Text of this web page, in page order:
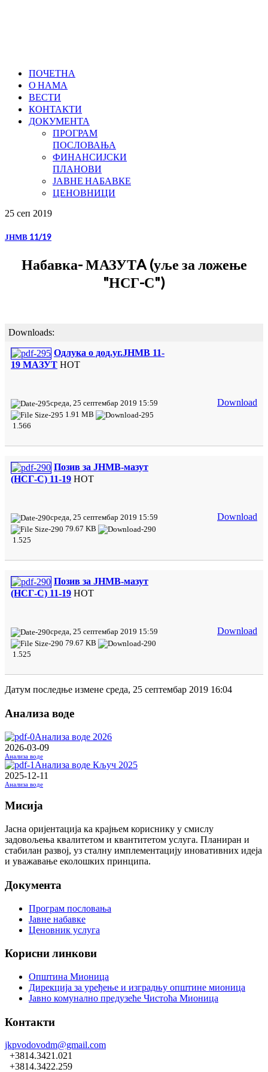
ПОЧЕТНА
О НАМА
ВЕСТИ
КОНТАКТИ
ДОКУМЕНТА
ПРОГРАМ
ПОСЛОВАЊА
ФИНАНСИЈСКИ
ПЛАНОВИ
ЈАВНЕ НАБАВКЕ
ЦЕНОВНИЦИ
25 сеп 2019
ЈНМВ 11/19
Набавка- МАЗУТA (уље за ложење
"НСГ-С")
Downloads:
Одлука о дод.уг.ЈНМВ 11-
19 МАЗУТ HOT
среда, 25 септембар 2019 15:59
1.91 MB
1.566
Download
Позив за ЈНМВ-мазут
(НСГ-С) 11-19 HOT
среда, 25 септембар 2019 15:59
79.67 KB
1.525
Download
Позив за ЈНМВ-мазут
(НСГ-С) 11-19 HOT
среда, 25 септембар 2019 15:59
79.67 KB
1.525
Download
Датум последње измене среда, 25 септембар 2019 16:04
Анализа воде
Анализа воде 2026
2026-03-09
Анализа воде
Анализа воде Кључ 2025
2025-12-11
Анализа воде
Мисија
Јасна оријентација ка крајњем кориснику у смислу
задовољења квалитетом и квантитетом услуга. Планиран и
стабилан развој, уз сталну имплементацију иновативних идеја
и уважавање еколошких принципа.
Документа
Програм пословања
Јавне набавке
Ценовник услуга
Корисни линкови
Општина Мионица
Дирекција за уређење и изградњу општине мионица
Јавно комунално предузеће Чистоћа Мионица
Контакти
jkpvodovodm@gmail.com
+3814.3421.021
+3814.3422.259